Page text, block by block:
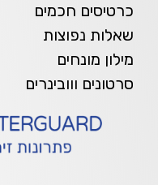
כרטיסים חכמים
שאלות נפוצות
מילון מונחים
סרטונים ווובינרים